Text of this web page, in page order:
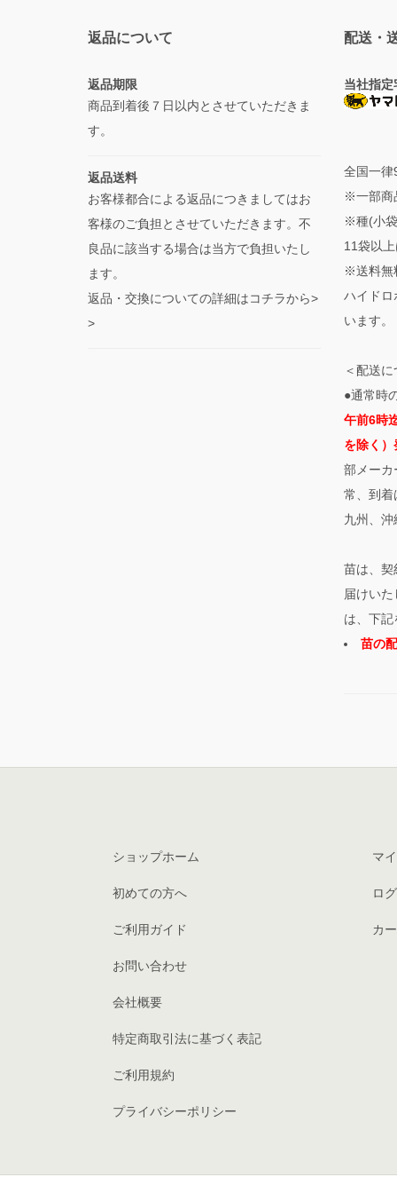
返品について
返品期限
商品到着後７日以内とさせていただきま
す。
返品送料
お客様都合による返品につきましてはお
客様のご負担とさせていただきます。不
良品に該当する場合は当方で負担いたし
ます。
返品・交換についての詳細はコチラから>
>
配送・
当社指
全国一律
※一部商
※種(小
11袋以
※送料無
ハイドロ
います。
＜配送
●通常時
午前6時
を除く）
部メーカ
常、到着
九州、
苗は、契
届けい
は、下
苗の
ショップホーム
初めての方へ
ご利用ガイド
お問い合わせ
会社概要
特定商取引法に基づく表記
ご利用規約
プライバシーポリシー
マ
ロ
カ